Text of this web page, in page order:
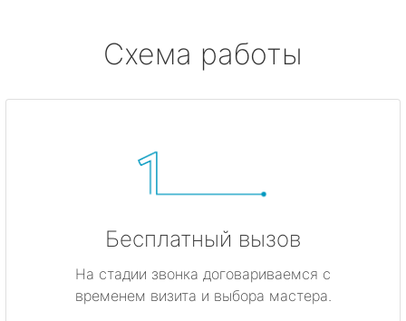
Схема работы
Бесплатный вызов
На стадии звонка договариваемся с
временем визита и выбора мастера.